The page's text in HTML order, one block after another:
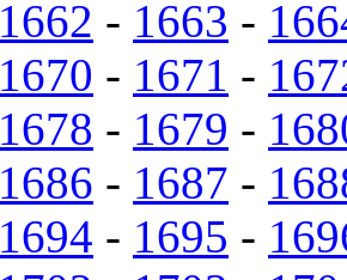
1662 - 1663 -
1670 - 1671 -
1678 - 1679 -
1686 - 1687 -
1694 - 1695 -